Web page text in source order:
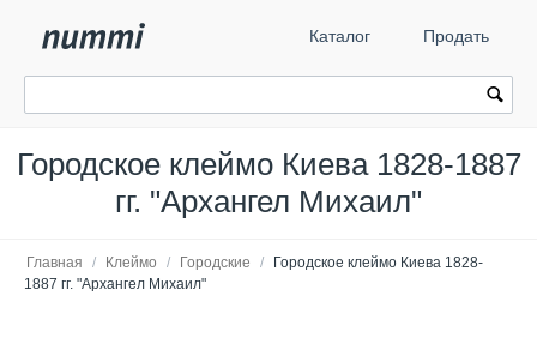
Каталог Продать
Городское клеймо Киева 1828-1887
гг. "Архангел Михаил"
Главная / Клеймо / Городские /
Городское клеймо Киева 1828-
1887 гг. "Архангел Михаил"